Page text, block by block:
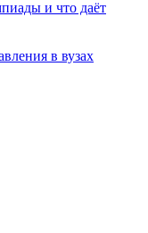
и что даёт
в вузах